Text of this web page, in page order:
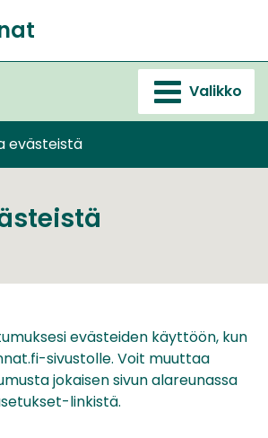
Valikko
evästeistä
evästeiden käyttöön, kun
sivustolle. Voit muuttaa
jokaisen sivun alareunassa
linkistä.